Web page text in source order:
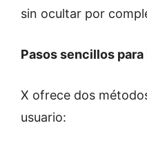
sin ocultar por
Pasos sencillos para
X ofrece dos
usuario: